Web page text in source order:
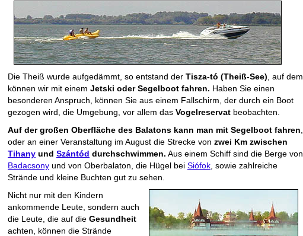
Die Theiß wurde aufgedämmt, so entstand der Tisza-tó (Theiß-See) , auf dem
können wir mit einem Jetski oder Segelboot fahren. Haben Sie einen
besonderen Anspruch, können Sie aus einem Fallschirm, der durch ein Boot
gezogen wird, die Umgebung, vor allem das Vogelreservat beobachten.
Auf der großen Oberfläche des Balatons kann man mit Segelboot fahren
oder an einer Veranstaltung im August die Strecke von zwei Km zwischen
Tihany und Szántód durchschwimmen. Aus einem Schiff sind die Berge von
Badacsony und von Oberbalaton, die Hügel bei Siófok , sowie zahlreiche
Strände und kleine Buchten gut zu sehen.
Nicht nur mit den Kindern
ankommende Leute, sondern auch
die Leute, die auf die Gesundheit
achten, können die Strände